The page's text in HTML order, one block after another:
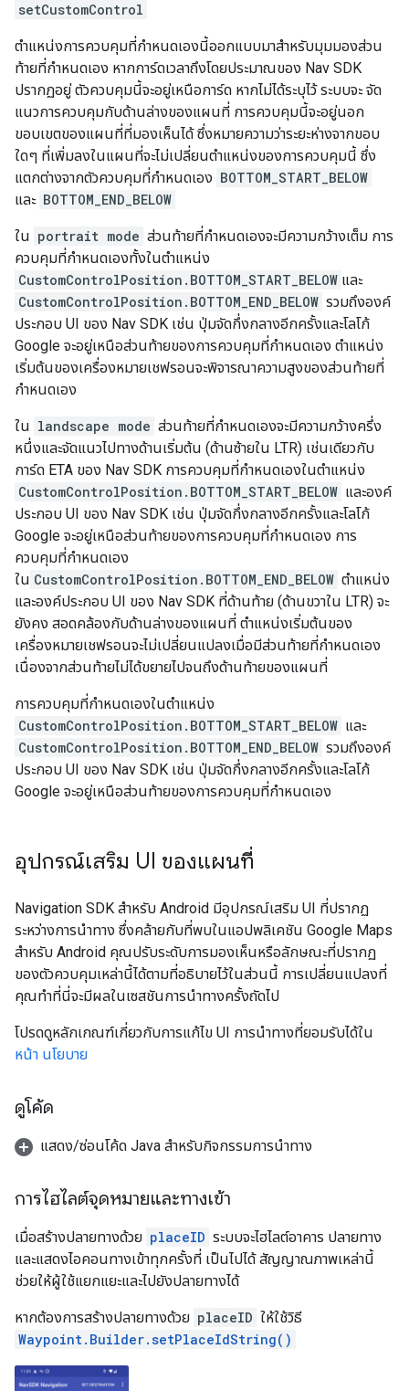
setCustomControl
ตำแหน่งการควบคุมที่กำหนดเองนี้ออกแบบมาสำหรับมุมมองส่วน
ท้ายที่กำหนดเอง หากการ์ดเวลาถึงโดยประมาณของ Nav SDK
ปรากฏอยู่ ตัวควบคุมนี้จะอยู่เหนือการ์ด หากไม่ได้ระบุไว้ ระบบจะ จัด
แนวการควบคุมกับด้านล่างของแผนที่ การควบคุมนี้จะอยู่นอก
ขอบเขตของแผนที่ที่มองเห็นได้ ซึ่งหมายความว่าระยะห่างจากขอบ
ใดๆ ที่เพิ่มลงในแผนที่จะไม่เปลี่ยนตำแหน่งของการควบคุมนี้ ซึ่ง
แตกต่างจากตัวควบคุมที่กำหนดเอง BOTTOM_START_BELOW
และ BOTTOM_END_BELOW
ใน portrait mode ส่วนท้ายที่กำหนดเองจะมีความกว้างเต็ม การ
ควบคุมที่กำหนดเองทั้งในตำแหน่ง
CustomControlPosition.BOTTOM_START_BELOW และ
CustomControlPosition.BOTTOM_END_BELOW รวมถึงองค์
ประกอบ UI ของ Nav SDK เช่น ปุ่มจัดกึ่งกลางอีกครั้งและโลโก้
Google จะอยู่เหนือส่วนท้ายของการควบคุมที่กำหนดเอง ตำแหน่ง
เริ่มต้นของเครื่องหมายเชฟรอนจะพิจารณาความสูงของส่วนท้ายที่
กำหนดเอง
ใน landscape mode ส่วนท้ายที่กำหนดเองจะมีความกว้างครึ่ง
หนึ่งและจัดแนวไปทางด้านเริ่มต้น (ด้านซ้ายใน LTR) เช่นเดียวกับ
การ์ด ETA ของ Nav SDK การควบคุมที่กำหนดเองในตำแหน่ง
CustomControlPosition.BOTTOM_START_BELOW และองค์
ประกอบ UI ของ Nav SDK เช่น ปุ่มจัดกึ่งกลางอีกครั้งและโลโก้
Google จะอยู่เหนือส่วนท้ายของการควบคุมที่กำหนดเอง การ
ควบคุมที่กำหนดเอง
ใน CustomControlPosition.BOTTOM_END_BELOW ตำแหน่ง
และองค์ประกอบ UI ของ Nav SDK ที่ด้านท้าย (ด้านขวาใน LTR) จะ
ยังคง สอดคล้องกับด้านล่างของแผนที่ ตำแหน่งเริ่มต้นของ
เครื่องหมายเชฟรอนจะไม่เปลี่ยนแปลงเมื่อมีส่วนท้ายที่กำหนดเอง
เนื่องจากส่วนท้ายไม่ได้ขยายไปจนถึงด้านท้ายของแผนที่
การควบคุมที่กำหนดเองในตำแหน่ง
CustomControlPosition.BOTTOM_START_BELOW และ
CustomControlPosition.BOTTOM_END_BELOW รวมถึงองค์
ประกอบ UI ของ Nav SDK เช่น ปุ่มจัดกึ่งกลางอีกครั้งและโลโก้
Google จะอยู่เหนือส่วนท้ายของการควบคุมที่กำหนดเอง
อุปกรณ์เสริม UI ของแผนที่
Navigation SDK สำหรับ Android มีอุปกรณ์เสริม UI ที่ปรากฏ
ระหว่างการนำทาง ซึ่งคล้ายกับที่พบในแอปพลิเคชัน Google Maps
สำหรับ Android คุณปรับระดับการมองเห็นหรือลักษณะที่ปรากฏ
ของตัวควบคุมเหล่านี้ได้ตามที่อธิบายไว้ในส่วนนี้ การเปลี่ยนแปลงที่
คุณทำที่นี่จะมีผลในเซสชันการนำทางครั้งถัดไป
โปรดดูหลักเกณฑ์เกี่ยวกับการแก้ไข UI การนำทางที่ยอมรับได้ใน
หน้า นโยบาย
ดูโค้ด
แสดง/ซ่อนโค้ด Java สำหรับกิจกรรมการนำทาง
การไฮไลต์จุดหมายและทางเข้า
เมื่อสร้างปลายทางด้วย placeID ระบบจะไฮไลต์อาคาร ปลายทาง
และแสดงไอคอนทางเข้าทุกครั้งที่ เป็นไปได้ สัญญาณภาพเหล่านี้
ช่วยให้ผู้ใช้แยกแยะและไปยังปลายทางได้
หากต้องการสร้างปลายทางด้วย placeID ให้ใช้วิธี
Waypoint.Builder.setPlaceIdString()